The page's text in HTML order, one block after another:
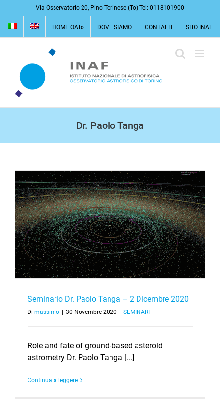
al
contenuto
Via Osservatorio 20, Pino Torinese (To) Tel: 0118101900
HOME OATo DOVE SIAMO CONTATTI SITO INAF
Dr. Paolo Tanga
Seminario Dr. Paolo Tanga – 2 Dicembre 2020
Di massimo | 30 Novembre 2020 | SEMINARI
Role and fate of ground-based asteroid
astrometry Dr. Paolo Tanga [...]
Continua a leggere